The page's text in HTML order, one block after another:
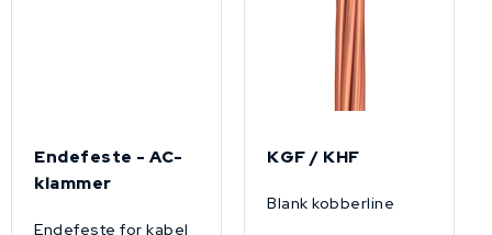
Endefeste - AC-
klammer
Endefeste for kabel
KGF / KHF
Blank kobberline